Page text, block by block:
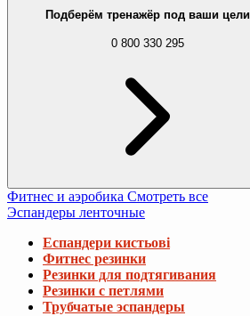
Подберём тренажёр под ваши цели
0 800 330 295
Фитнес и аэробика Смотреть все
Эспандеры ленточные
Еспандери кистьові
Фитнес резинки
Резинки для подтягивания
Резинки с петлями
Трубчатые эспандеры